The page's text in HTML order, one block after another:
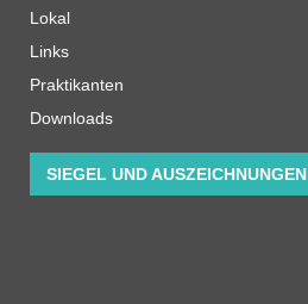
Lokal
Links
Praktikanten
Downloads
SIEGEL UND AUSZEICHNUNGEN